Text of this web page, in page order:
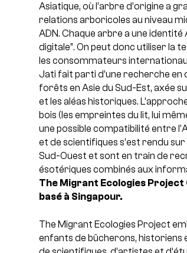
Asiatique, où l’arbre d’origine a
relations arboricoles au niveau
ADN. Chaque arbre a une
digitale”. On peut donc utiliser la
les consommateurs
Jati fait parti d’une recherche
forêts en Asie du Sud-Est, axée
et les aléas historiques.
bois (les empreintes du lit, lui
une possible compatibilité entre
et de scientifiques s’est rendu sur
Sud-Ouest et sont en train de
ésotériques combinés aux
The Migrant Ecologies Project
basé à Singapour.
The Migrant Ecologies Project
enfants de bûcherons, historiens